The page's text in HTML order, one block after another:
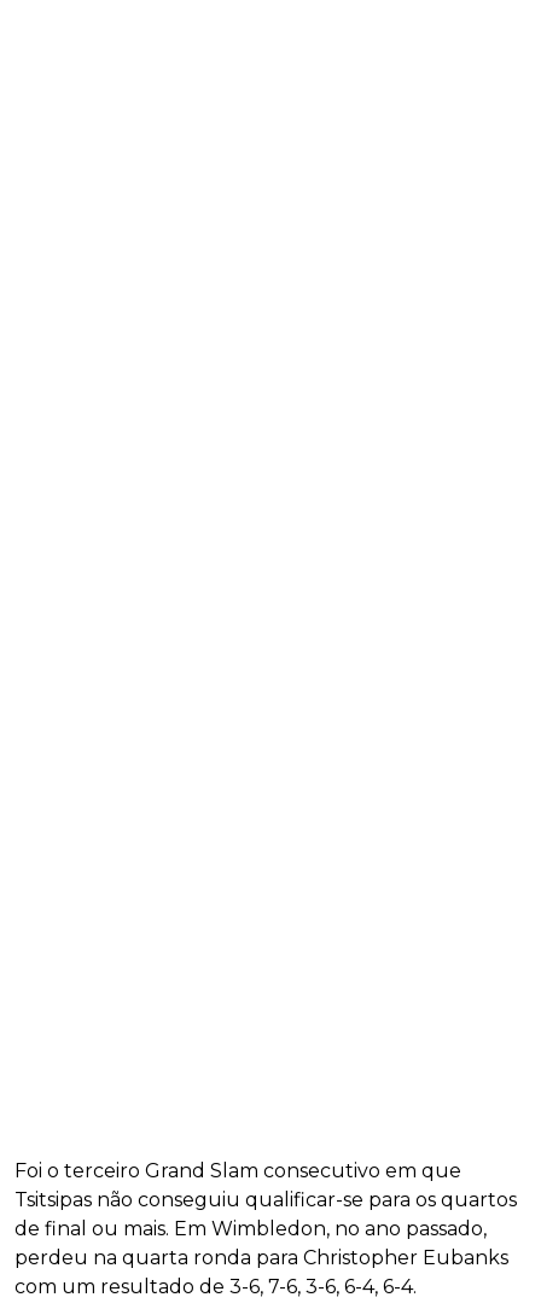
Foi o terceiro Grand Slam consecutivo em que
Tsitsipas não conseguiu qualificar-se para os quartos
de final ou mais. Em Wimbledon, no ano passado,
perdeu na quarta ronda para Christopher Eubanks
com um resultado de 3-6, 7-6, 3-6, 6-4, 6-4.